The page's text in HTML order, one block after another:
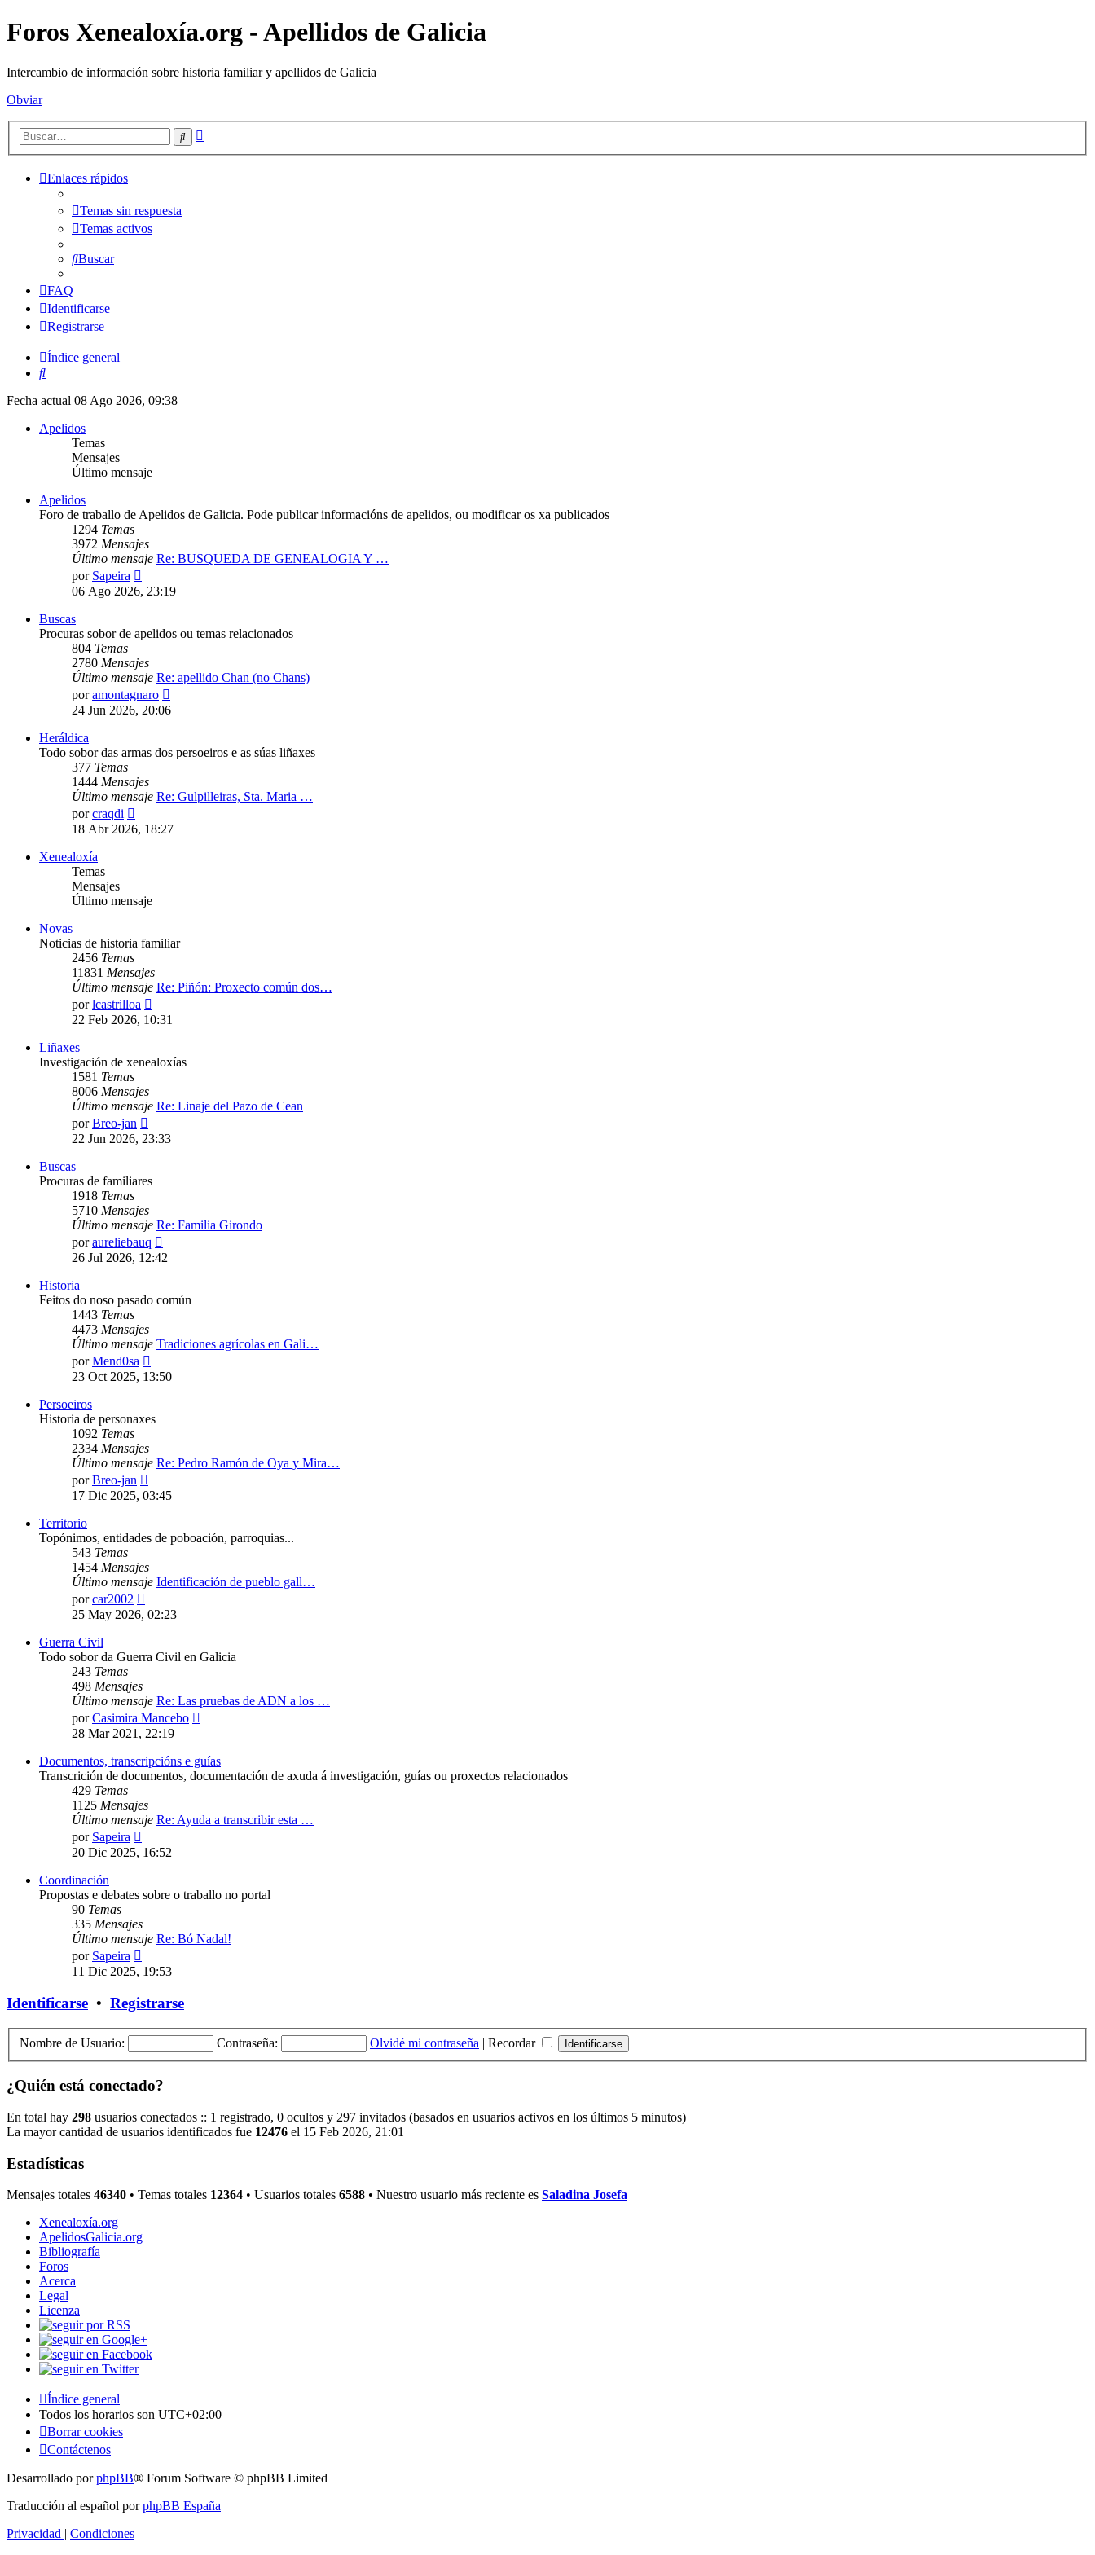
Foros Xenealoxía.org - Apellidos de Galicia
Intercambio de información sobre historia familiar y apellidos de Galicia
Obviar
Buscar
Enlaces rápidos
Temas sin respuesta
Temas activos
Buscar
FAQ
Identificarse
Registrarse
Índice general
Buscar
Fecha actual 08 Ago 2026, 09:38
Apelidos
Temas
Mensajes
Último mensaje
Apelidos
Foro de traballo de Apelidos de Galicia. Pode publicar informacións de apelidos, ou modificar os xa publicados
1294 Temas
3972 Mensajes
Último mensaje Re: BUSQUEDA DE GENEALOGIA Y …
por Sapeira
último
06 Ago 2026, 23:19
Buscas
Procuras sobor de apelidos ou temas relacionados
804 Temas
2780 Mensajes
Último mensaje Re: apellido Chan (no Chans)
poramontagnaro
último
24 Jun 2026, 20:06
Heráldica
Todo sobor das armas dos persoeiros e as súas liñaxes
377 Temas
1444 Mensajes
Último mensaje Re: Gulpilleiras, Sta. Maria …
porcraqdi
último
18 Abr 2026, 18:27
Xenealoxía
Temas
Mensajes
Último mensaje
Novas
Noticias de historia familiar
2456 Temas
11831 Mensajes
Último mensaje Re: Piñón: Proxecto común dos…
porlcastrilloa
último
22 Feb 2026, 10:31
Liñaxes
Investigación de xenealoxías
1581 Temas
8006 Mensajes
Último mensaje Re: Linaje del Pazo de Cean
porBreo-jan
último
22 Jun 2026, 23:33
Buscas
Procuras de familiares
1918 Temas
5710 Mensajes
Último mensaje Re: Familia Girondo
poraureliebauq
último
26 Jul 2026, 12:42
Historia
Feitos do noso pasado común
1443 Temas
4473 Mensajes
Último mensaje Tradiciones agrícolas en Gali…
porMend0sa
último
23 Oct 2025, 13:50
Persoeiros
Historia de personaxes
1092 Temas
2334 Mensajes
Último mensaje Re: Pedro Ramón de Oya y Mira…
porBreo-jan
último
17 Dic 2025, 03:45
Territorio
Topónimos, entidades de poboación, parroquias...
543 Temas
1454 Mensajes
Último mensaje Identificación de pueblo gall…
porcar2002
último
25 May 2026, 02:23
Guerra Civil
Todo sobor da Guerra Civil en Galicia
243 Temas
498 Mensajes
Último mensaje Re: Las pruebas de ADN a los …
porCasimira Mancebo
28 Mar 2021, 22:19
Documentos, transcripcións e guías
Transcrición de documentos, documentación de axuda á investigación, guías ou proxectos relacionados
429 Temas
1125 Mensajes
Último mensaje Re: Ayuda a transcribir esta …
por Sapeira
último
20 Dic 2025, 16:52
Coordinación
Propostas e debates sobre o traballo no portal
90 Temas
335 Mensajes
Último mensaje Re: Bó Nadal!
por Sapeira
último
11 Dic 2025, 19:53
Identificarse • Registrarse
Nombre de Usuario: Contraseña: Olvidé mi contraseña | Recordar
¿Quién está conectado?
En total hay 298 usuarios conectados :: 1 registrado, 0 ocultos y 297 invitados (basados en usuarios activos en los últimos 5 minutos)
La mayor cantidad de usuarios identificados fue 12476 el 15 Feb 2026, 21:01
Estadísticas
Mensajes totales 46340 • Temas totales 12364 • Usuarios totales 6588 • Nuestro usuario más reciente es Saladina Josefa
Xenealoxía.org
ApelidosGalicia.org
Bibliografía
Foros
Acerca
Legal
Licenza
Índice general
Todos los horarios son UTC+02:00
Borrar cookies
Contáctenos
Desarrollado porphpBB® Forum Software © phpBB Limited
Traducción al español porphpBB España
Privacidad | Condiciones